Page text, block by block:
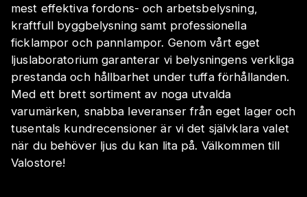
mest effektiva fordons- och arbetsbelysning,
kraftfull byggbelysning samt professionella
ficklampor och pannlampor. Genom vårt eget
ljuslaboratorium garanterar vi belysningens verkliga
prestanda och hållbarhet under tuffa förhållanden.
Med ett brett sortiment av noga utvalda
varumärken, snabba leveranser från eget lager och
tusentals kundrecensioner är vi det självklara valet
när du behöver ljus du kan lita på. Välkommen till
Valostore!